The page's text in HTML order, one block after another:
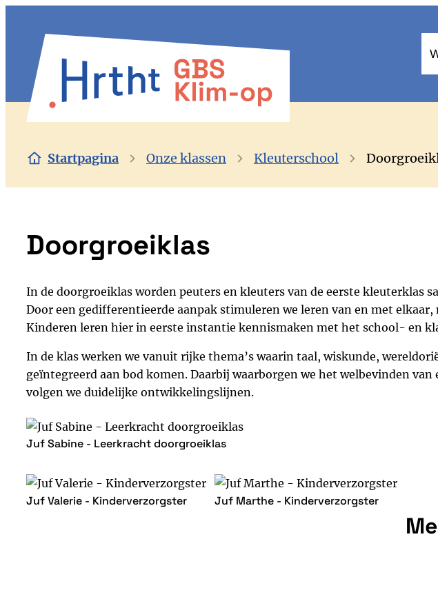
Klimop Herenthout
Startpagina Onze klassen Kleuterschool
Doorgroeiklas
In de doorgroeiklas worden peuters en kleuters van de eerste kleuterklas
Door een gedifferentieerde aanpak stimuleren we leren van en met
Kinderen leren hier in eerste instantie kennismaken met het school- en
In de klas werken we vanuit rijke thema’s waarin taal, wiskunde,
geïntegreerd aan bod komen. Daarbij waarborgen we het welbevinden
volgen we duidelijke ontwikkelingslijnen.
Juf Sabine - Leerkracht doorgroeiklas
Juf Valerie - Kinderverzorgster Juf Marthe - Kinderverzorgster